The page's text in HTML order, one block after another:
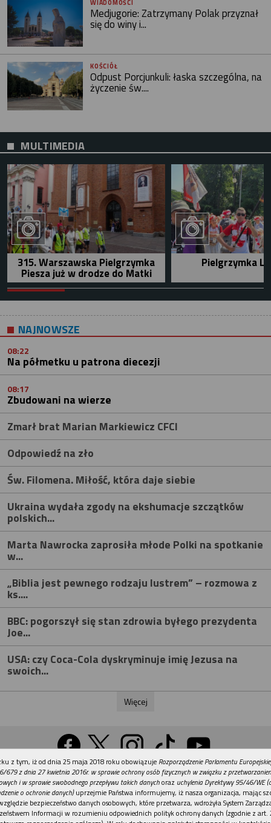
WIADOMOŚCI
Medjugorie: Zatrzymany Polak przyznał
się do winy i...
KOŚCIÓŁ
Odpust Porcjunkuli: łaska szczególna, na
życzenie św....
MULTIMEDIA
315. Warszawska Pielgrzymka
Piesza już w drodze do Matki
Pielgrzymka
NAJNOWSZE
08:22
Na półmetku u patrona diecezji
08:17
Zbudowani na wierze
Zmarł brat Marian Markiewicz CFCI
Odpowiedź na zło
Św. Filomena. Miłość, która daje siebie
Ukraina wydała zgody na ekshumacje szczątków
polskich...
Marta Nawrocka zaprosiła młode Polki na spotkanie
w...
„Biblia jest pewnego rodzaju lustrem” – rozmowa z
ks....
BBC: pogorszył się stan zdrowia byłego prezydenta
Joe...
USA: czy Coca-Cola dyskryminuje imię Jezusa na
swoich...
Więcej
Wersja na komputer
Działy Tematy Kontakt Reklama
Patronaty
REKLAMA
z tym, iż od dnia 25 maja 2018 roku obowiązuje Rozporządzenie Parlamentu
679 z dnia 27 kwietnia 2016r. w sprawie ochrony osób fizycznych w związku z
i w sprawie swobodnego przepływu takich danychoraz uchylenia Dyrektywy 95/46/WE
o ochronie danych)uprzejmie Państwa informujemy, iż nasza organizacja, mając
bezpieczeństwo danych osobowych, które przetwarza, wdrożyła System
Informacji w rozumieniu odpowiednich polityk ochrony danych (zgodnie z art.